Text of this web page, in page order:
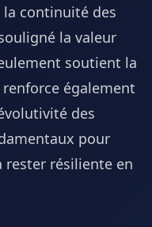
continuité des
la valeur
soutient la
également
des
pour
résiliente en